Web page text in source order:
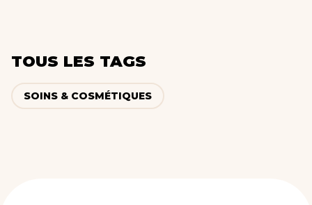
TOUS LES TAGS
SOINS & COSMÉTIQUES